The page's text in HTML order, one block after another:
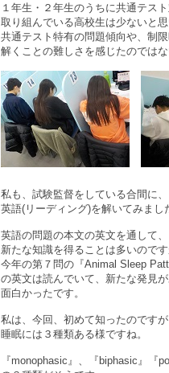
１年生・２年生のうちに共通テス
取り組んでいる高校生は少ないと思
共通テスト特有の問題傾向や、制
解くことの難しさを感じたのではな
私も、試験監督をしている合間に、
英語(リーディング)を解いてみまし
英語の問題の本文の英文を通して、
新たな知識を得ることは多いのです
今年の第７問の『Animal Sleep
の英文は読んでいて、新たな発見が
面白かったです。
私は、今回、初めて知ったのですが
睡眠には３種類ある様ですね。
『monophasic』、『biphasic』『